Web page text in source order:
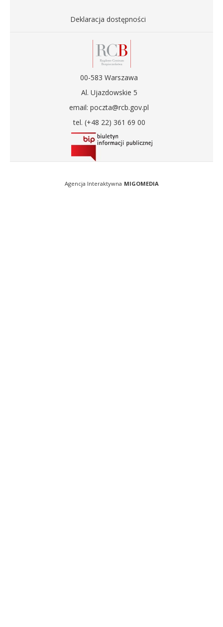
Deklaracja dostępności
00-583 Warszawa
Al. Ujazdowskie 5
email: poczta@rcb.gov.pl
tel. (+48 22) 361 69 00
Agencja Interaktywna MIGOMEDIA